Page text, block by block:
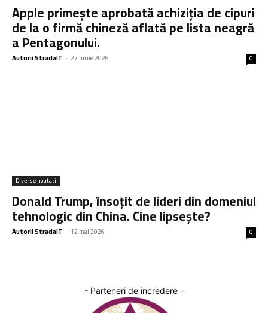
Apple primește aprobată achiziția de cipuri
de la o firmă chineză aflată pe lista neagră
a Pentagonului.
Autorii StradaIT - 27 iunie 2026 0
Diverse noutati
Donald Trump, însoțit de lideri din domeniul
tehnologic din China. Cine lipsește?
Autorii StradaIT - 12 mai 2026 0
- Parteneri de incredere -